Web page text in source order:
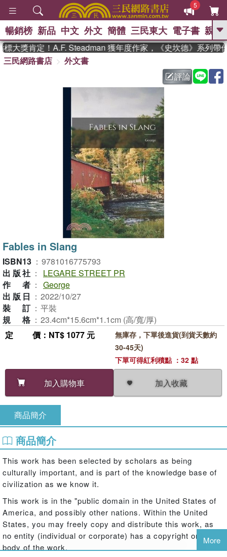
5
GO
父親節 、 如果歷
暑期推薦 、 國際布克
獎 臺灣漫遊錄 、 方念華
數學女孩：黎曼猜想
偉大的迷走神經
暢銷榜 新品 中文 外文 簡體 三民東大 電子書 親子
大獎肯定！A.F. Steadman 獲年度作家，《史坎德》系列帶你
三民網路書店
外文書
評論
Fables in Slang
ISBN13 ： 9781016775793
出版社 ：
LEGARE STREET PR
作者 ： George
出版日 ： 2022/10/27
裝訂 ： 平裝
規格 ： 23.4cm*15.6cm*1.1cm (高/寬/厚)
定價 ：NT$ 1077 元
加入購物車 加入收藏
無庫存，下單後進貨(到貨天數約
30-45天)
下單可得紅利積點 ：32 點
商品簡介
商品簡介
This work has been selected by scholars as being
culturally important, and is part of the knowledge base of
civilization as we know it.
This work is in the "public domain in the United States of
America, and possibly other nations. Within the United
States, you may freely copy and distribute this work, as
no entity (individual or corporate) has a copyright on the
body of the work.
More